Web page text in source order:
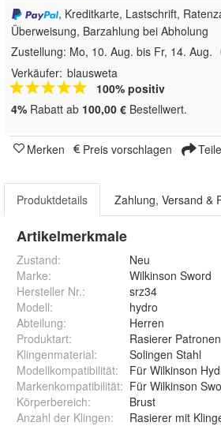
, Kreditkarte, Lastschrift,
Überweisung, Barzahlung bei Abholung
Zustellung: Mo, 10. Aug. bis Fr, 14. Aug.
Verkäufer: blausweta
100% positiv
4% Rabatt ab 100,00 € Bestellwert.
Merken Preis vorschlagen
Produktdetails Zahlung, Versand &
Artikelmerkmale
Zustand:
Neu
Marke:
Wilkinson Sword
Hersteller Nr.:
srz34
Modell:
hydro
Abteilung:
Herren
Produktart:
Rasierer Patronen
Klingenmaterial:
Solingen Stahl
Modellkompatibilität:
Für Wilkinson
Markenkompatibilität: Für Wilkinson
Körperbereich:
Brust
Anzahl der Klingen: